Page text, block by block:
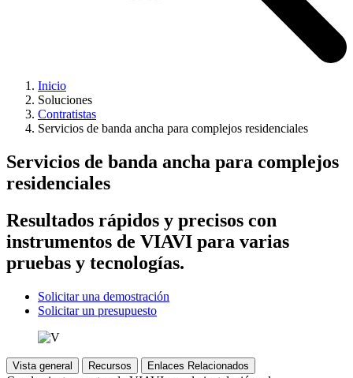
Inicio
Soluciones
Contratistas
Servicios de banda ancha para complejos residenciales
Servicios de banda ancha para complejos
residenciales
Resultados rápidos y precisos con
instrumentos de VIAVI para varias
pruebas y tecnologías.
Solicitar una demostración
Solicitar un presupuesto
Vista general Recursos Enlaces Relacionados